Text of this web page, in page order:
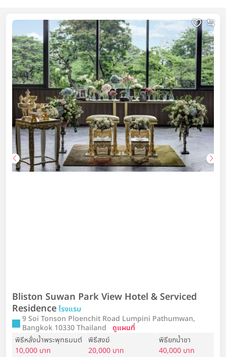
Bliston Suwan Park View Hotel & Serviced
Residenceโรงแรม
9 Soi Tonson Ploenchit Road Lumpini Pathumwan,
Bangkok 10330 Thailand ดูแผนที่
พิธีหลั่งน้ำพระพุทธมนต์
10,000 บาท
พิธีสงฆ์
20,000 บาท
พิธียกน้ำชา
40,000 บาท